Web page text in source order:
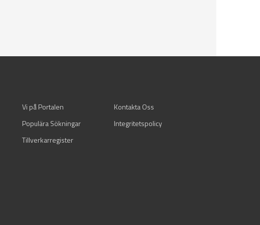
Vi på Portalen
Kontakta Oss
Populära Sökningar
Integritetspolicy
Tillverkarregister